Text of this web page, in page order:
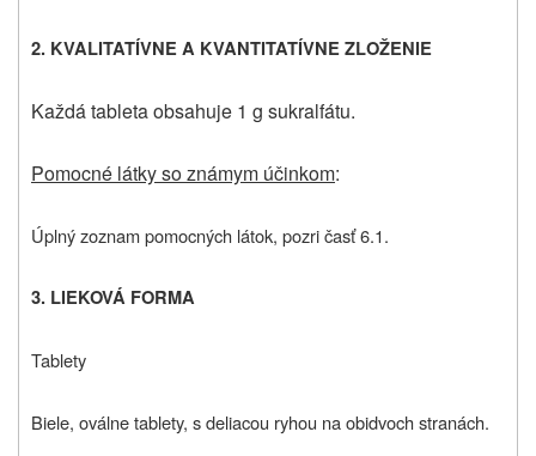
2. KVALITATÍVNE A KVANTITATÍVNE ZLOŽENIE
Každá tableta obsahuje 1 g sukralfátu.
Pomocné látky so známym účinkom:
Úplný zoznam pomocných látok, pozri časť 6.1.
3. LIEKOVÁ FORMA
Tablety
Biele, oválne tablety, s deliacou ryhou na obidvoch stranách.